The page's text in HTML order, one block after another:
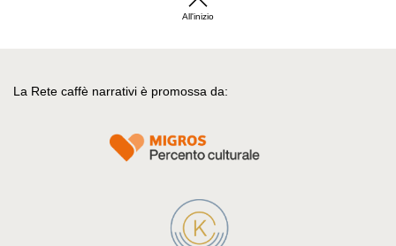
All'inizio
La Rete caffè narrativi è promossa da: